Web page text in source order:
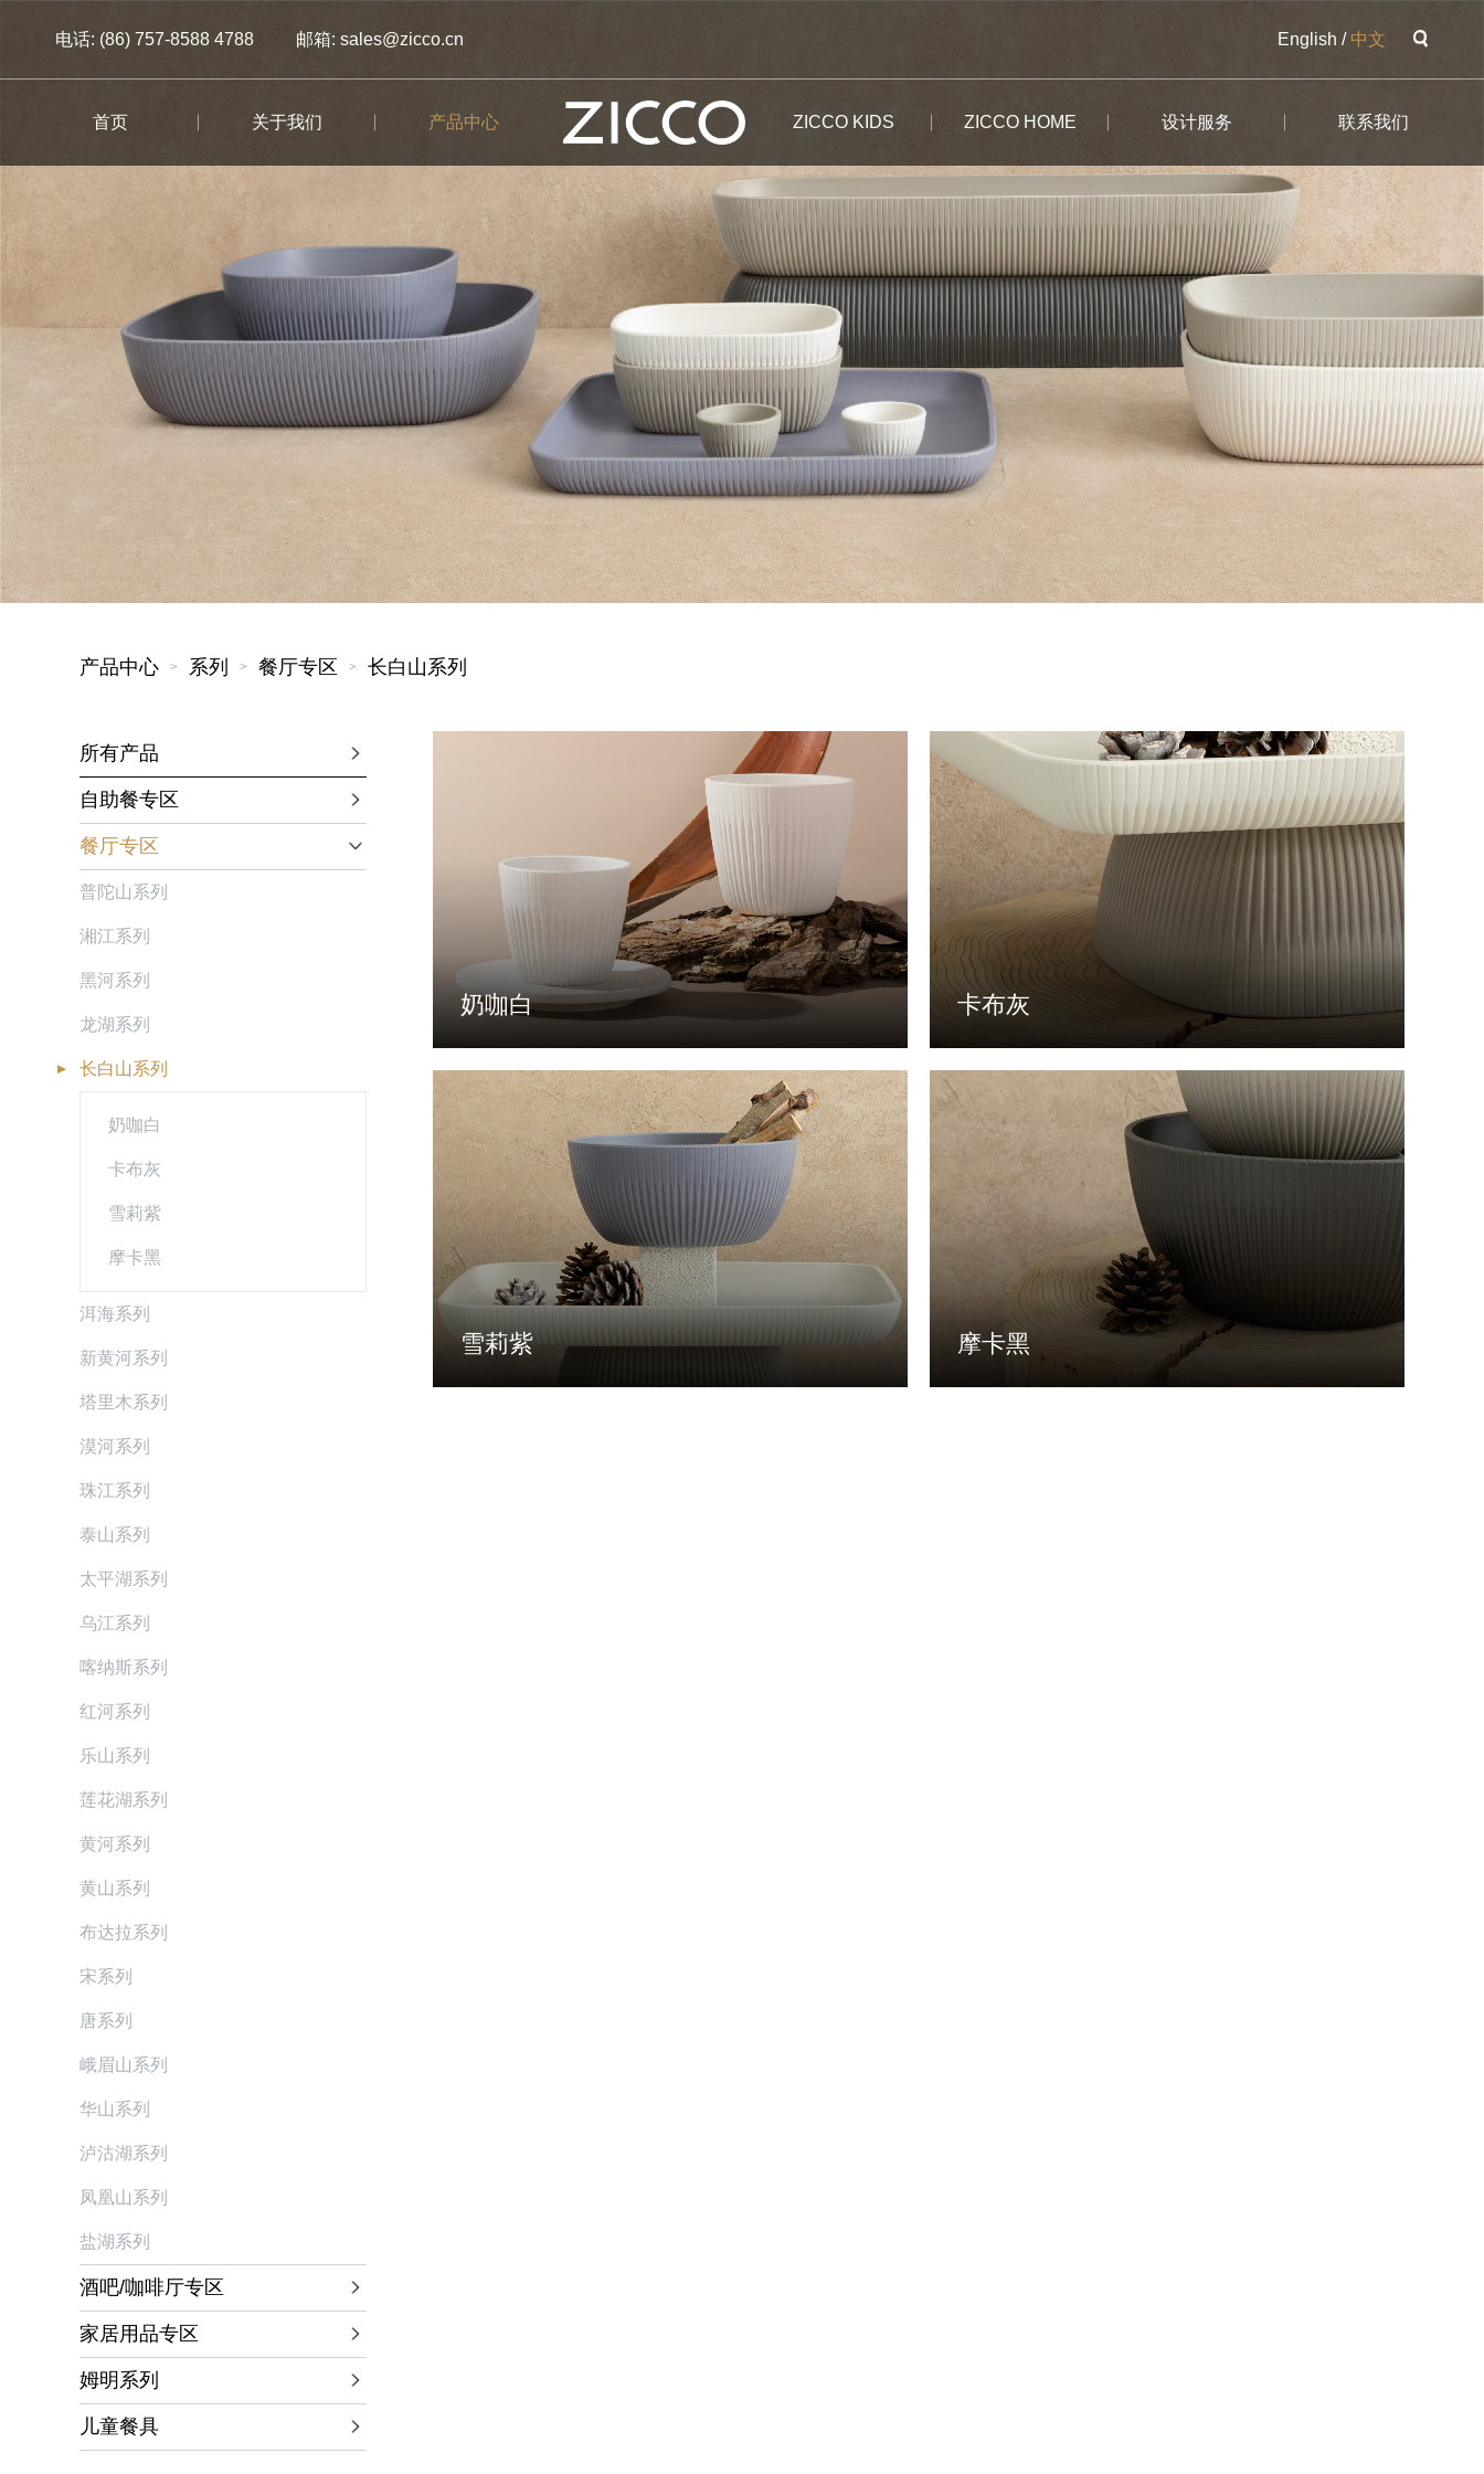
电话: (86) 757-8588 4788 邮箱: sales@zicco.cn English / 中文
首页 关于我们
品牌故事
品牌动态
产品中心
餐厅专区
酒吧/咖啡厅专区
家居用品专区
儿童餐具
普陀山系列
湘江系列
黑河系列
龙湖系列
长白山系列
新黄河系列
塔里木系列
雪山系列
泰山系列
泊湖系列
纳木措系列
太平湖系列
黄河系列
布达拉系列
长城系列
ZICCO KIDS
儿童饮具
儿童餐盘
儿童餐碗
儿童餐具套装
ZICCO HOME
收纳专区
餐具
保鲜盒
杯具
设计服务
定制服务
联系我们
产品中心 > 系列 > 餐厅专区 > 长白山系列
所有产品
自助餐专区
餐厅专区
普陀山系列
湘江系列
黑河系列
龙湖系列
长白山系列
奶咖白
卡布灰
雪莉紫
摩卡黑
洱海系列
新黄河系列
塔里木系列
漠河系列
珠江系列
泰山系列
太平湖系列
乌江系列
喀纳斯系列
红河系列
乐山系列
莲花湖系列
黄河系列
黄山系列
布达拉系列
宋系列
唐系列
峨眉山系列
华山系列
泸沽湖系列
凤凰山系列
盐湖系列
酒吧/咖啡厅专区
家居用品专区
姆明系列
儿童餐具
奶咖白 卡布灰
雪莉紫 摩卡黑